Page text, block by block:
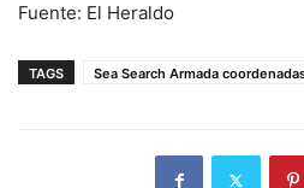
Fuente: El Heraldo
TAGS Sea Search Armada